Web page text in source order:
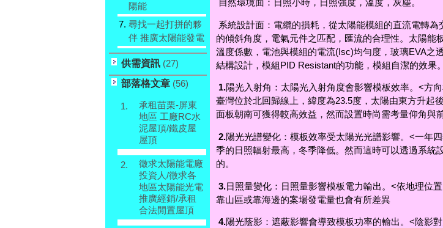
陽能
7. 尋找一起打拼的夥
伴 推廣太陽能發電
供需資訊 (27)
部落格文章 (56)
1.
承租苗栗-屏東
地區 工廠RC水
泥屋頂/鐵皮屋
屋頂
2.
徵求太陽能電廠
投資人/徵求各
地區太陽能光電
推廣經銷/承租
合法閒置屋頂
自然環境面：日照小時，日照強度，溫度，灰塵。
系統設計面：電纜的損耗，從太陽能模組的直流電轉
的傾斜角度，電氣元件之匹配，匯流的合理性。太陽能
溫度係數，電池與模組的電流(Isc)均勻度，玻璃EVA之
結構設計，模組PID Resistant的功能，模組自潔的效果。
1.陽光入射角：太陽光入射角度會影響模板效率。<方
臺灣位於北回歸線上，緯度為23.5度，太陽由東方升起
面板朝南可獲得較高效益，然而設置時尚需考量仰角與
2.陽光光譜變化：模板效率受太陽光光譜影響。<一年
季的日照輻射最高，冬季降低。然而這時可以透過系統
的。
3.日照量變化：日照量影響模板電力輸出。<依地理位
靠山區或靠海邊的案場發電量也會有所差異
4.陽光蔭影：遮蔽影響會導致模板功率的輸出。<陰影